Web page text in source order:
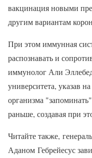
вакцинация новыми
другим вариантам
При этом иммунная
распознавать и
иммунолог Али
университета, указав
организма
раньше, создавая при
Читайте также,
Аданом Гебрейесус